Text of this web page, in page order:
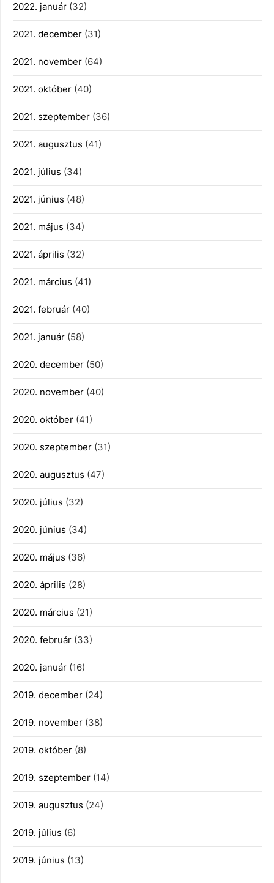
2022. január (32)
2021. december (31)
2021. november (64)
2021. október (40)
2021. szeptember (36)
2021. augusztus (41)
2021. július (34)
2021. június (48)
2021. május (34)
2021. április (32)
2021. március (41)
2021. február (40)
2021. január (58)
2020. december (50)
2020. november (40)
2020. október (41)
2020. szeptember (31)
2020. augusztus (47)
2020. július (32)
2020. június (34)
2020. május (36)
2020. április (28)
2020. március (21)
2020. február (33)
2020. január (16)
2019. december (24)
2019. november (38)
2019. október (8)
2019. szeptember (14)
2019. augusztus (24)
2019. július (6)
2019. június (13)